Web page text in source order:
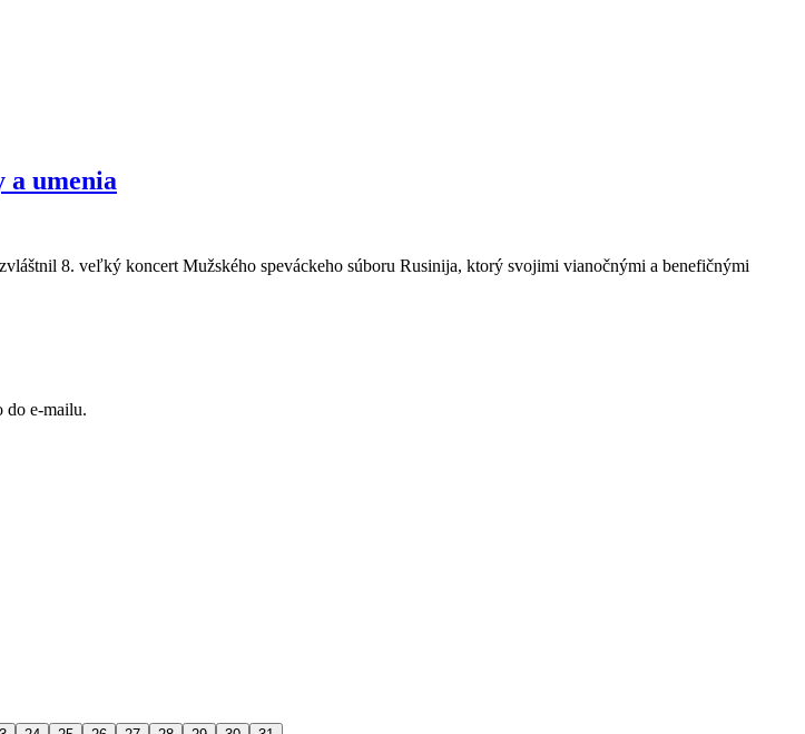
umenia
8. veľký koncert Mužského speváckeho súboru Rusinija, ktorý svojimi vianočnými a benefičnými
do e-mailu.